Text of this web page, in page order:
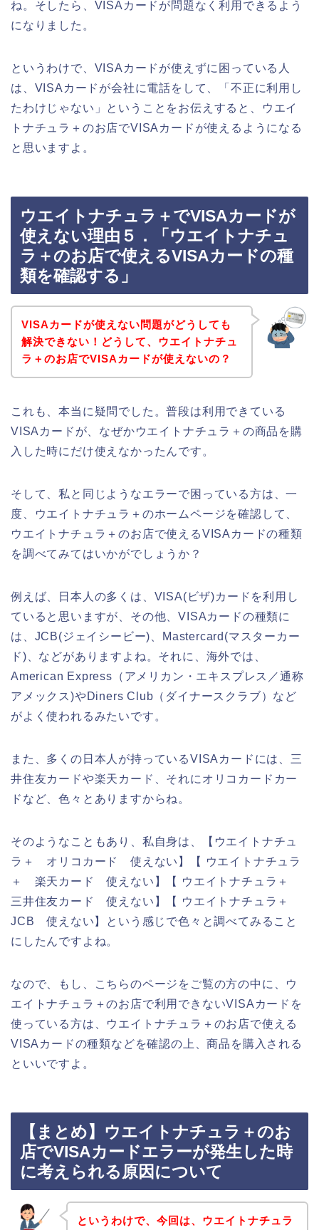
ね。そしたら、VISAカードが問題なく利用できるよう
になりました。
というわけで、VISAカードが使えずに困っている人
は、VISAカードが会社に電話をして、「不正に利用し
たわけじゃない」ということをお伝えすると、ウエイ
トナチュラ＋のお店でVISAカードが使えるようになる
と思いますよ。
ウエイトナチュラ＋でVISAカードが
使えない理由５．「ウエイトナチュ
ラ＋のお店で使えるVISAカードの種
類を確認する」
VISAカードが使えない問題がどうしても
解決できない！どうして、ウエイトナチュ
ラ＋のお店でVISAカードが使えないの？
これも、本当に疑問でした。普段は利用できている
VISAカードが、なぜかウエイトナチュラ＋の商品を購
入した時にだけ使えなかったんです。
そして、私と同じようなエラーで困っている方は、一
度、ウエイトナチュラ＋のホームページを確認して、
ウエイトナチュラ＋のお店で使えるVISAカードの種類
を調べてみてはいかがでしょうか？
例えば、日本人の多くは、VISA(ビザ)カードを利用し
ていると思いますが、その他、VISAカードの種類に
は、JCB(ジェイシービー)、Mastercard(マスターカー
ド)、などがありますよね。それに、海外では、
American Express（アメリカン・エキスプレス／通称
アメックス)やDiners Club（ダイナースクラブ）など
がよく使われるみたいです。
また、多くの日本人が持っているVISAカードには、三
井住友カードや楽天カード、それにオリコカードカー
ドなど、色々とありますからね。
そのようなこともあり、私自身は、【ウエイトナチュ
ラ＋ オリコカード 使えない】【 ウエイトナチュラ
＋ 楽天カード 使えない】【 ウエイトナチュラ＋
三井住友カード 使えない】【 ウエイトナチュラ＋
JCB 使えない】という感じで色々と調べてみること
にしたんですよね。
なので、もし、こちらのページをご覧の方の中に、ウ
エイトナチュラ＋のお店で利用できないVISAカードを
使っている方は、ウエイトナチュラ＋のお店で使える
VISAカードの種類などを確認の上、商品を購入される
といいですよ。
【まとめ】ウエイトナチュラ＋のお
店でVISAカードエラーが発生した時
に考えられる原因について
というわけで、今回は、ウエイトナチュラ